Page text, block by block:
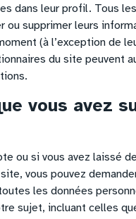
dans leur profil. Tous
ou supprimer leurs
(à l’exception de
du site peuvent
vous avez
ou si vous avez laissé
vous pouvez
les données
sujet, incluant celles